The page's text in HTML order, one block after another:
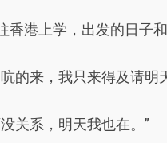
香港上学，出发的日子
的来，我只来得及请明
关系，明天我也在。”